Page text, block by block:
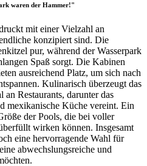
waren der Hammer!"
mit einer Vielzahl an
konzipiert sind. Die
pur, während der Wasserpark
Spaß sorgt. Die Kabinen
ausreichend Platz, um sich nach
Kulinarisch überzeugt das
Restaurants, darunter das
mexikanische Küche vereint. Ein
der Pools, die bei voller
wirken können. Insgesamt
eine hervorragende Wahl für
abwechslungsreiche und